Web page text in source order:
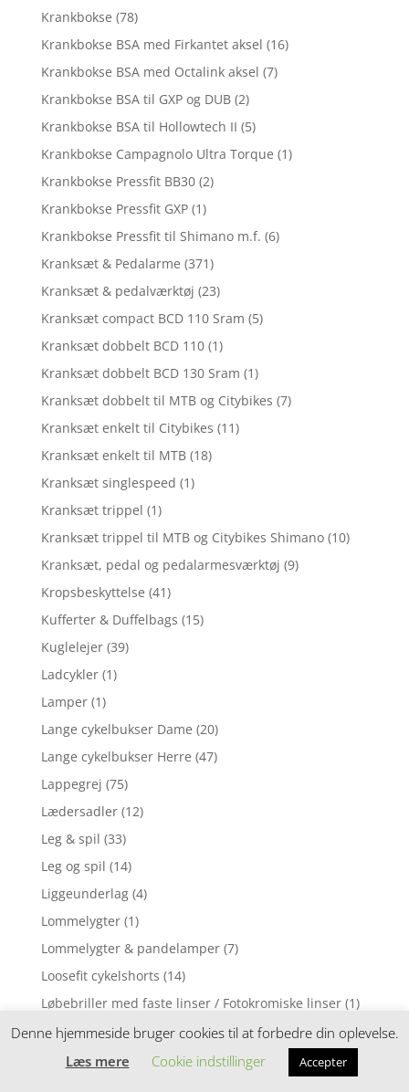
Krankbokse (78)
Krankbokse BSA med Firkantet aksel (16)
Krankbokse BSA med Octalink aksel (7)
Krankbokse BSA til GXP og DUB (2)
Krankbokse BSA til Hollowtech II (5)
Krankbokse Campagnolo Ultra Torque (1)
Krankbokse Pressfit BB30 (2)
Krankbokse Pressfit GXP (1)
Krankbokse Pressfit til Shimano m.f. (6)
Kranksæt & Pedalarme (371)
Kranksæt & pedalværktøj (23)
Kranksæt compact BCD 110 Sram (5)
Kranksæt dobbelt BCD 110 (1)
Kranksæt dobbelt BCD 130 Sram (1)
Kranksæt dobbelt til MTB og Citybikes (7)
Kranksæt enkelt til Citybikes (11)
Kranksæt enkelt til MTB (18)
Kranksæt singlespeed (1)
Kranksæt trippel (1)
Kranksæt trippel til MTB og Citybikes Shimano (10)
Kranksæt, pedal og pedalarmesværktøj (9)
Kropsbeskyttelse (41)
Kufferter & Duffelbags (15)
Kuglelejer (39)
Ladcykler (1)
Lamper (1)
Lange cykelbukser Dame (20)
Lange cykelbukser Herre (47)
Lappegrej (75)
Lædersadler (12)
Leg & spil (33)
Leg og spil (14)
Liggeunderlag (4)
Lommelygter (1)
Lommelygter & pandelamper (7)
Loosefit cykelshorts (14)
Løbebriller med faste linser / Fotokromiske linser (1)
Løbebriller med styrke (2)
Løbecykel (31)
Denne hjemmeside bruger cookies til at forbedre din oplevelse.
Læs mere
Cookie indstillinger Accepter